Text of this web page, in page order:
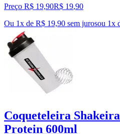
Preço R$ 19,90R$ 19,90
Ou 1x de R$ 19,90 sem jurosou 1x
Coqueteleira
Protein 600ml